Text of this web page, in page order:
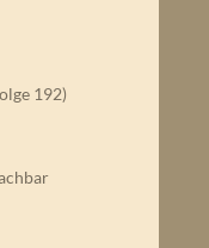
192)